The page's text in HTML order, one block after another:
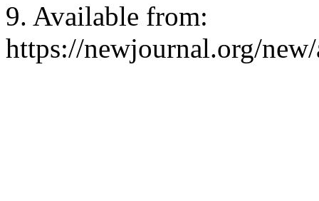
9. Available from:
https://newjournal.org/